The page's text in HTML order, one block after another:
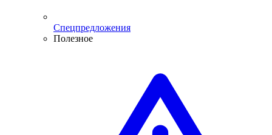
Спецпредложения
Полезное